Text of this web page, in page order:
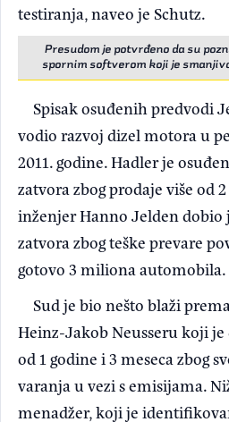
testiranja, naveo je Schutz.
Presudom je potvrđeno da su
spornim softverom koji je
Spisak osuđenih predvodi
vodio razvoj dizel motora u
2011. godine. Hadler je
zatvora zbog prodaje više od
inženjer Hanno Jelden dobio
zatvora zbog teške prevare
gotovo 3 miliona automobila.
Sud je bio nešto blaži
Heinz-Jakob Neusseru koji
od 1 godine i 3 meseca zbog
varanja u vezi s emisijama.
menadžer, koji je